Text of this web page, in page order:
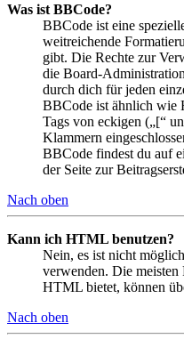
Was ist BBCode?
BBCode ist eine
weitreichende
gibt. Die Rechte zur
die Board-
durch dich für jeden
BBCode ist ähnlich wie
Tags von eckigen („[“
Klammern
BBCode findest du auf
der Seite zur
Nach oben
Kann ich HTML benutzen?
Nein, es ist nicht
verwenden. Die
HTML bietet, können
Nach oben